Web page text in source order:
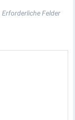
Erforderliche Felder